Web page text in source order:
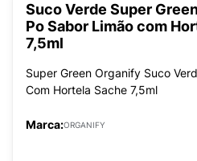
Suco Verde Super
Po Sabor Limão com
7,5ml
Super Green Organify Suco
Com Hortela Sache 7,5ml
Marca:ORGANIFY